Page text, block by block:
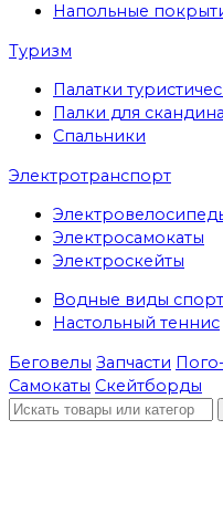
Напольные
Туризм
Палатки
Палки для
Спальники
Электротранспорт
Электросамокаты
Электроскейты
Водные виды
Настольный теннис
Беговелы Запчасти
Самокаты Скейтборды